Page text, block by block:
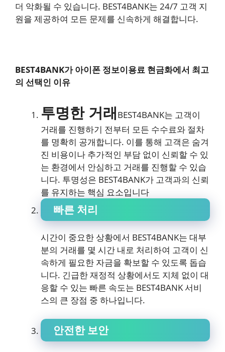
더 악화될 수 있습니다. BEST4BANK는 24/7 고객 지
원을 제공하여 모든 문제를 신속하게 해결합니다.
BEST4BANK가 아이폰 정보이용료 현금화에서 최고
의 선택인 이유
투명한 거래BEST4BANK는 고객이
거래를 진행하기 전부터 모든 수수료와 절차
를 명확히 공개합니다. 이를 통해 고객은 숨겨
진 비용이나 추가적인 부담 없이 신뢰할 수 있
는 환경에서 안심하고 거래를 진행할 수 있습
니다. 투명성은 BEST4BANK가 고객과의 신뢰
를 유지하는 핵심 요소입니다
빠른 처리
시간이 중요한 상황에서 BEST4BANK는 대부
분의 거래를 몇 시간 내로 처리하여 고객이 신
속하게 필요한 자금을 확보할 수 있도록 돕습
니다. 긴급한 재정적 상황에서도 지체 없이 대
응할 수 있는 빠른 속도는 BEST4BANK 서비
스의 큰 장점 중 하나입니다.
안전한 보안